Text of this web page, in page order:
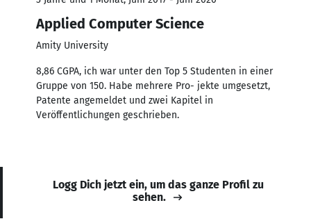
Applied Computer Science
Amity University
8,86 CGPA, ich war unter den Top 5 Studenten in einer
Gruppe von 150. Habe mehrere Pro- jekte umgesetzt,
Patente angemeldet und zwei Kapitel in
Veröffentlichungen geschrieben.
Logg Dich jetzt ein, um das ganze Profil zu
sehen.